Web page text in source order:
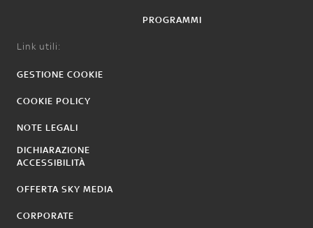
PROGRAMMI
Link utili:
GESTIONE COOKIE
COOKIE POLICY
NOTE LEGALI
DICHIARAZIONE
ACCESSIBILITÀ
OFFERTA SKY MEDIA
CORPORATE